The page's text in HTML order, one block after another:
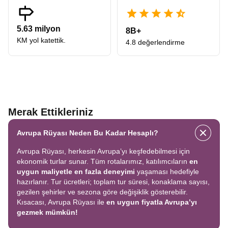
5.63 milyon
KM yol katettik.
8B+
4.8 değerlendirme
Merak Ettikleriniz
Avrupa Rüyası Neden Bu Kadar Hesaplı?
Avrupa Rüyası, herkesin Avrupa’yı keşfedebilmesi için
ekonomik turlar sunar. Tüm rotalarımız, katılımcıların en
uygun maliyetle en fazla deneyimi yaşaması hedefiyle
hazırlanır. Tur ücretleri; toplam tur süresi, konaklama sayısı,
gezilen şehirler ve sezona göre değişiklik gösterebilir.
Kısacası, Avrupa Rüyası ile en uygun fiyatla Avrupa’yı
gezmek mümkün!